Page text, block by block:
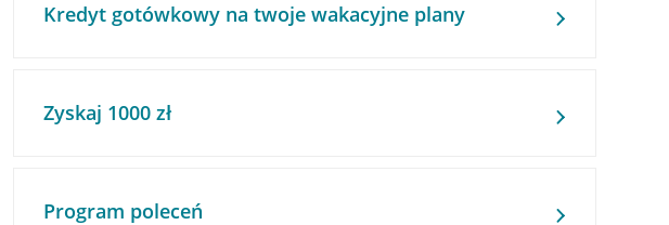
Kredyt gotówkowy na twoje wakacyjne plany
Zyskaj 1000 zł
Program poleceń